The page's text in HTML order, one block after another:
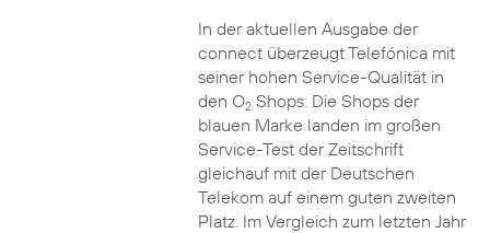
In der aktuellen Ausgabe der
connect überzeugt Telefónica mit
seiner hohen Service-Qualität in
den O2Shops: Die Shops der
blauen Marke landen im großen
Service-Test der Zeitschrift
gleichauf mit der Deutschen
Telekom auf einem guten zweiten
Platz. Im Vergleich zum letzten Jahr